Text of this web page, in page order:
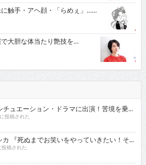
触手・アヘ顔・「らめぇ」……
大胆な体当たり艶技を…
ュエーション・ドラマに出演！苦境を乗...
投稿された
カ 『死ぬまでお笑いをやっていきたい！そ...
稿された